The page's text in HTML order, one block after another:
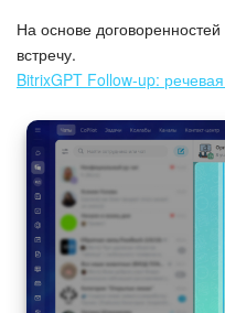
На основе
встречу.
BitrixGPT Follow-up: